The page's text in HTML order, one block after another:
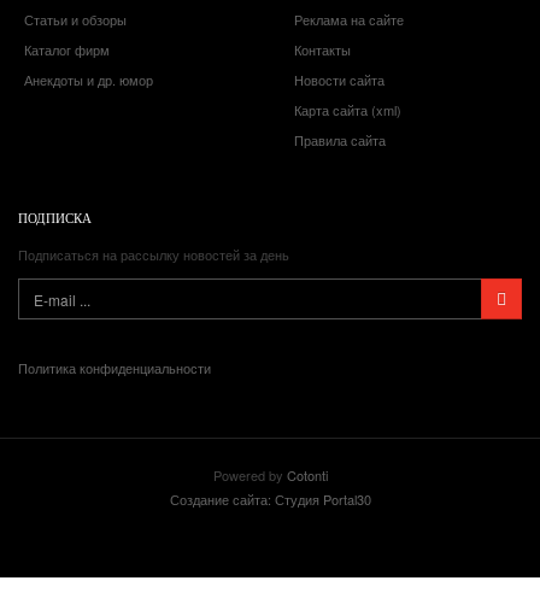
Статьи и обзоры
Каталог фирм
Анекдоты и др. юмор
Реклама на сайте
Контакты
Новости сайта
Карта сайта (xml)
Правила сайта
ПОДПИСКА
Подписаться на рассылку новостей за день
Политика конфиденциальности
Powered by Cotonti
Создание сайта: Студия Portal30